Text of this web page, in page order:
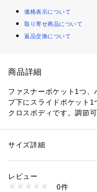
価格表示について
取り寄せ商品について
返品交換について
商品詳細
ファスナーポケット1つ
プ下にスライドポケット
クロスボディです。調節
コレクション名：EMERY
調節可能なクロスボディ
外側のディテール：バッ
性別：レディース
素材：表地：ファブリック　
商品番号：
SHB3183101 （ショップ）
サイズ詳細
レビュー
0件